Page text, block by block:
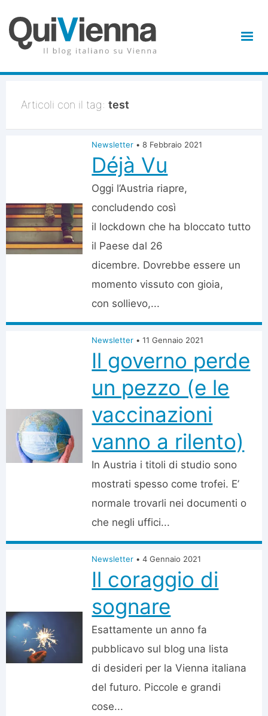
Articoli con il tag: test
Newsletter • 8 Febbraio 2021
Déjà Vu
Oggi l’Austria riapre,
concludendo così
il lockdown che ha bloccato tutto
il Paese dal 26
dicembre. Dovrebbe essere un
momento vissuto con gioia,
con sollievo,...
Newsletter • 11 Gennaio 2021
Il governo perde
un pezzo (e le
vaccinazioni
vanno a rilento)
In Austria i titoli di studio sono
mostrati spesso come trofei. E’
normale trovarli nei documenti o
che negli uffici...
Newsletter • 4 Gennaio 2021
Il coraggio di
sognare
Esattamente un anno fa
pubblicavo sul blog una lista
di desideri per la Vienna italiana
del futuro. Piccole e grandi
cose...